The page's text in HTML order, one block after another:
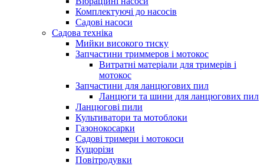
Комплектуючі до насосів
Cадові насоси
Садова техніка
Мийки високого тиску
Запчастини триммеров і мотокос
Витратні матеріали для тримерів і
мотокос
Запчастини для ланцюгових пил
Ланцюги та шини для ланцюгових пил
Ланцюгові пили
Культиватори та мотоблоки
Газонокосарки
Садові тримери і мотокоси
Кущорізи
Повітродувки